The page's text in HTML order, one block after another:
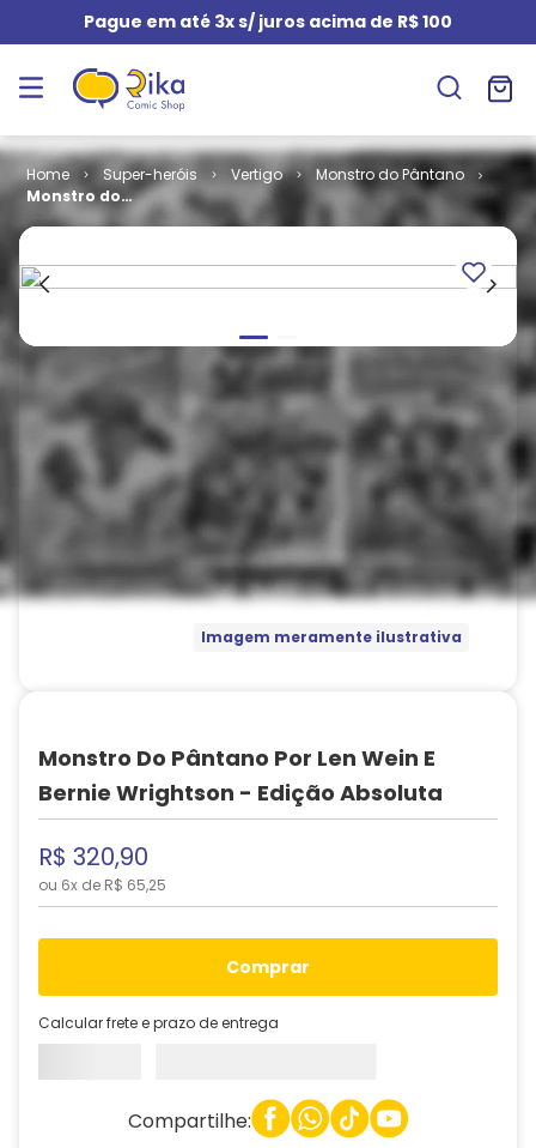
Pague em até 3x s/ juros acima de R$ 100
Super-heróis Vertigo
Monstro do Pântano
Monstro do
Pântano por
Bernie
Wrightson -
Imagem meramente ilustrativa
Monstro Do Pântano Por Len Wein E
Bernie Wrightson - Edição Absoluta
R$ 320,90
ou 6x de R$ 65,25
comprar
Calcular frete e prazo de entrega
Compartilhe: